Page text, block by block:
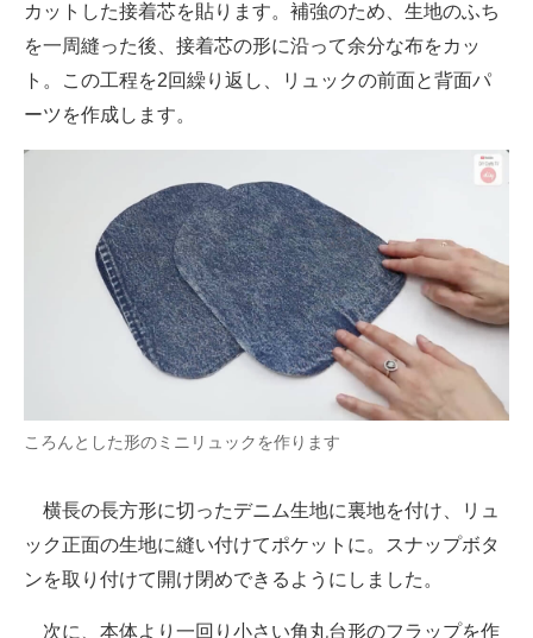
カットした接着芯を貼ります。補強のため、生地のふち
を一周縫った後、接着芯の形に沿って余分な布をカッ
ト。この工程を2回繰り返し、リュックの前面と背面パ
ーツを作成します。
ころんとした形のミニリュックを作ります
横長の長方形に切ったデニム生地に裏地を付け、リュ
ック正面の生地に縫い付けてポケットに。スナップボタ
ンを取り付けて開け閉めできるようにしました。
次に、本体より一回り小さい角丸台形のフラップを作